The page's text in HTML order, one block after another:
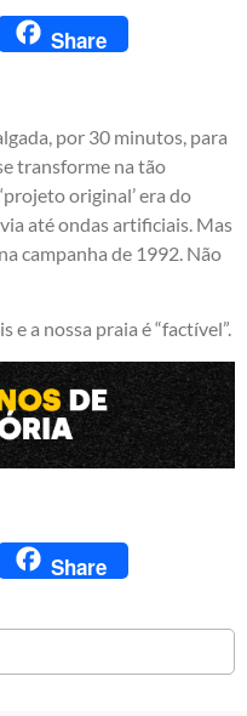
Share
por 30 minutos, para
transforme na tão
original’ era do
até ondas artificiais. Mas
campanha de 1992. Não
e a nossa praia é “factível”.
Share